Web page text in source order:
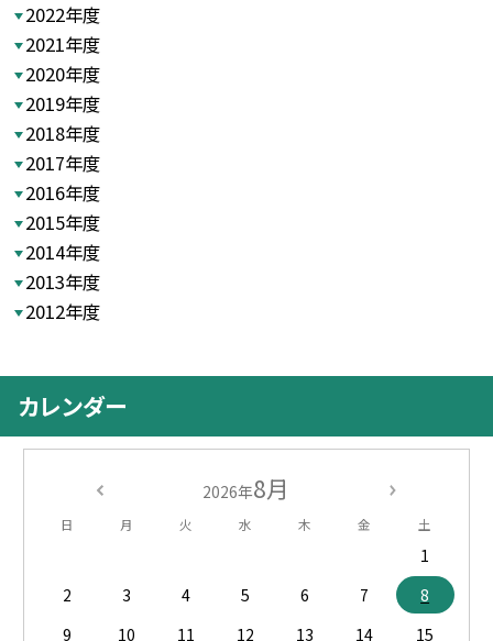
2022年度
2021年度
2020年度
2019年度
2018年度
2017年度
2016年度
2015年度
2014年度
2013年度
2012年度
カレンダー
2026年8月
日 月 火 水 木 金 土
1
2
3 4 5 6 7
8
9
10 11 12 13 14
15